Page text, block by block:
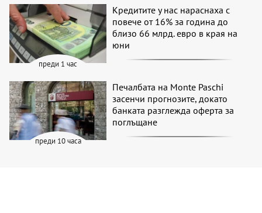
преди 1 час
Кредитите у нас нараснаха с
повече от 16% за година до
близо 66 млрд. евро в края на
юни
преди 10 часа
Печалбата на Monte Paschi
засенчи прогнозите, докато
банката разглежда оферта за
поглъщане